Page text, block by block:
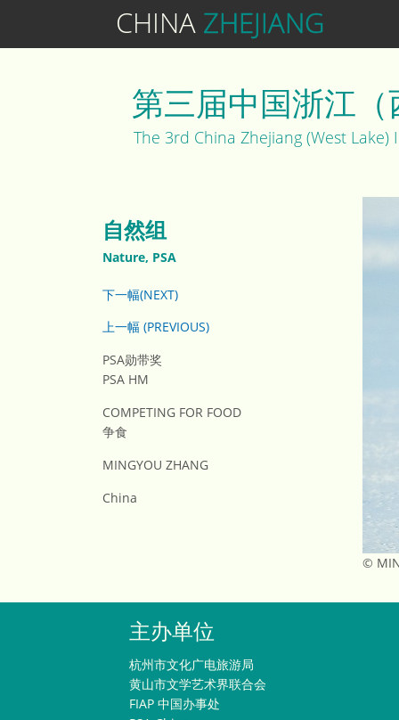
CHINA ZHEJIANG
第三届中国浙江
The 3rd China Zhejiang (West
自然组
Nature, PSA
下一幅(NEXT)
上一幅 (PREVIOUS)
PSA勋带奖
PSA HM
COMPETING FOR FOOD
争食
MINGYOU ZHANG
China
©
主办单位
杭州市文化广电旅游局
黄山市文学艺术界联合会
FIAP 中国办事处